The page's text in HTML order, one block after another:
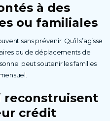
à des
ou familiales
sans prévenir. Qu’il s’agisse
ou de déplacements de
peut soutenir les familles
reconstruisent
crédit